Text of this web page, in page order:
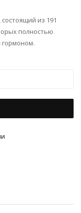
из 191
полностью
гормоном.